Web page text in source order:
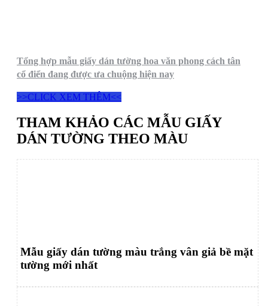
Tổng hợp mẫu giấy dán tường hoa văn phong cách tân
cổ điển đang được ưa chuộng hiện nay
>>CLICK XEM THÊM<<
THAM KHẢO CÁC MẪU GIẤY
DÁN TƯỜNG THEO MÀU
Mẫu giấy dán tường màu trắng vân giả bề mặt
tường mới nhất